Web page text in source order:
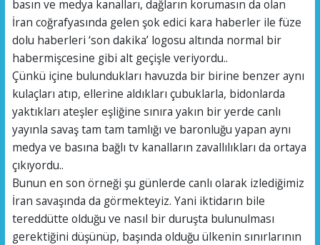
basın ve medya kanalları, dağların korumasın da olan
İran coğrafyasında gelen şok edici kara haberler ile füze
dolu haberleri ‘son dakika’ logosu altında normal bir
habermişcesine gibi alt geçişle veriyordu..
Çünkü içine bulundukları havuzda bir birine benzer aynı
kulaçları atıp, ellerine aldıkları çubuklarla, bidonlarda
yaktıkları ateşler eşliğine sınıra yakın bir yerde canlı
yayınla savaş tam tam tamlığı ve baronluğu yapan aynı
medya ve basına bağlı tv kanalların zavallılıkları da ortaya
çıkıyordu..
Bunun en son örneği şu günlerde canlı olarak izlediğimiz
İran savaşında da görmekteyiz. Yani iktidarın bile
tereddütte olduğu ve nasıl bir duruşta bulunulması
gerektiğini düşünüp, başında olduğu ülkenin sınırlarının